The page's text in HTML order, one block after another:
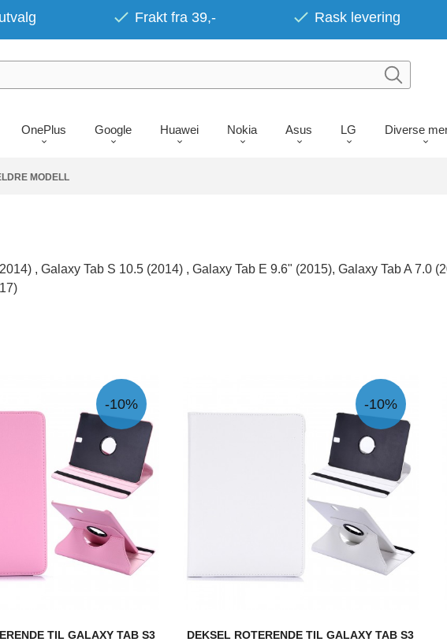
Frakt fra 39,- Rask levering
OnePlus Google Huawei Nokia Asus LG Diverse
MODELL
, Galaxy Tab S 10.5 (2014) , Galaxy Tab E 9.6" (2015), Galaxy Tab A 7.0
TIL GALAXY TAB S3
-10%
DEKSEL ROTERENDE TIL GALAXY TAB S3
-10%